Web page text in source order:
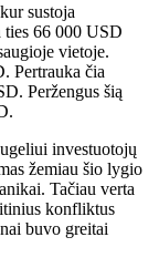
sustoja
ties 66 000 USD
vietoje.
Pertrauka čia
Peržengus šią
investuotojų
žemiau šio lygio
Tačiau verta
konfliktus
buvo greitai